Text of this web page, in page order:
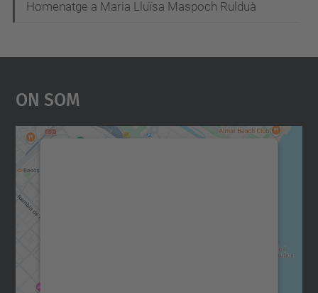
Homenatge a Maria Lluïsa Maspoch Rulduà
On Som